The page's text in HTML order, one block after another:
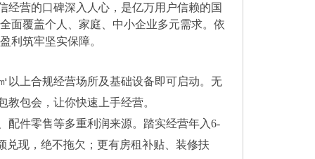
经营的口碑深入人心，是亿万用户信赖的国
面覆盖个人、家庭、中小企业多元需求。依
利筑牢坚实保障。
以上合规经营场所及基础设备即可启动。无
包会，让你快速上手经营。
配件零售等多重利润来源。踏实经营年入6-
兑现，绝不拖欠；更有房租补贴、装修扶